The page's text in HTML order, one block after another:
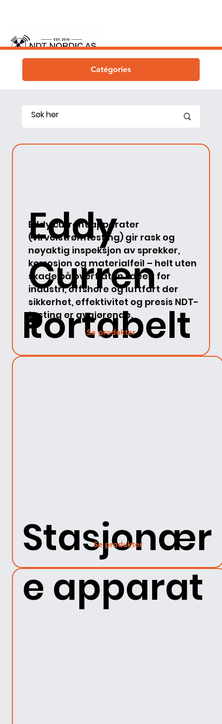
Catégories
Eddy
Curren
t
Eddy current apparater
(virvelstrømtesting) gir rask og
nøyaktig inspeksjon av sprekker,
korrosjon og materialfeil – helt uten
skade på overflaten. Ideelt for
industri, offshore og luftfart der
sikkerhet, effektivitet og presis NDT-
testing er avgjørende.
Portabelt
Se produkter
Stasjonær
e apparat
Se produkter